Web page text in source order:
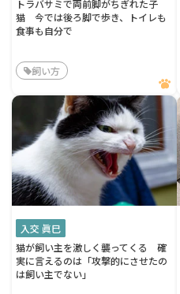
トラバサミで両前脚がちぎれた子
猫 今では後ろ脚で歩き、トイレも
食事も自分で
飼い方
入交 眞巳
猫が飼い主を激しく襲ってくる 確
実に言えるのは「攻撃的にさせたの
は飼い主でない」